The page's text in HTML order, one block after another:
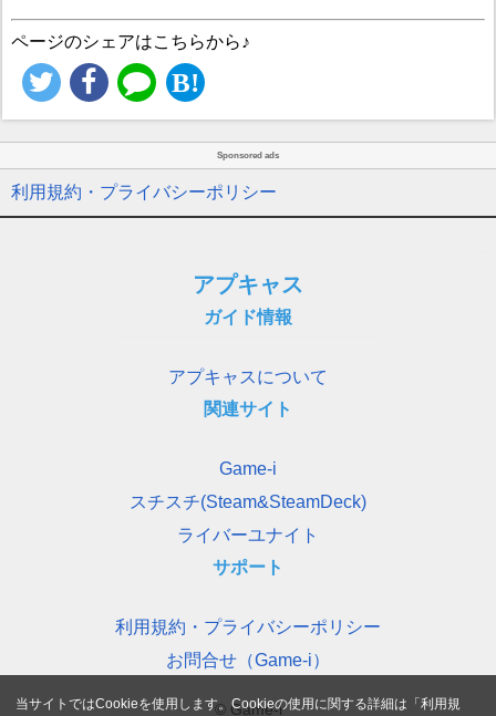
ページのシェアはこちらから♪
Sponsored ads
利用規約・プライバシーポリシー
アプキャス
ガイド情報
アプキャスについて
関連サイト
Game-i
スチスチ(Steam&SteamDeck)
ライバーユナイト
サポート
利用規約・プライバシーポリシー
お問合せ（Game-i）
© Game-i
当サイトではCookieを使用します。Cookieの使用に関する詳細は「利用規